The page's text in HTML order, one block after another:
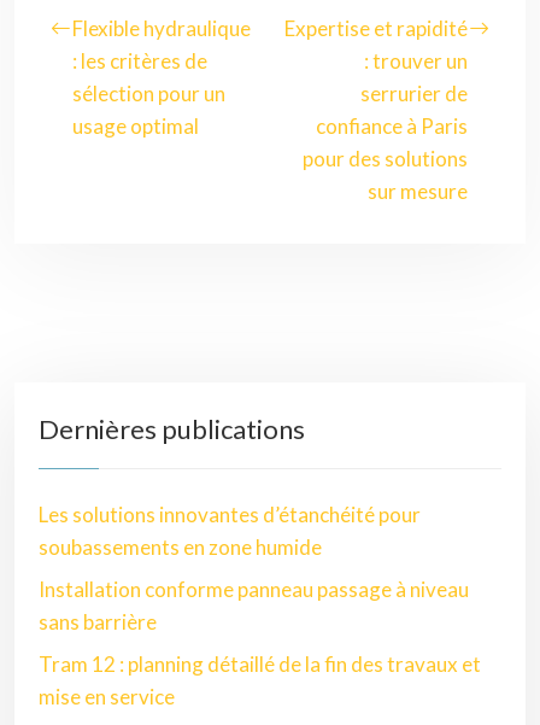
Flexible hydraulique
: les critères de
sélection pour un
usage optimal
Expertise et rapidité
: trouver un
serrurier de
confiance à Paris
pour des solutions
sur mesure
Dernières publications
Les solutions innovantes d’étanchéité pour
soubassements en zone humide
Installation conforme panneau passage à niveau
sans barrière
Tram 12 : planning détaillé de la fin des travaux et
mise en service